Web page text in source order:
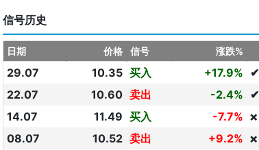
信号历史
日期 价格 信号 涨跌%
29.07 10.35 买入 +17.9% ✔
22.07
10.60 卖出 -2.4% ✔
14.07
11.49 买入 -7.7% ❌
08.07
10.52 卖出 +9.2% ❌